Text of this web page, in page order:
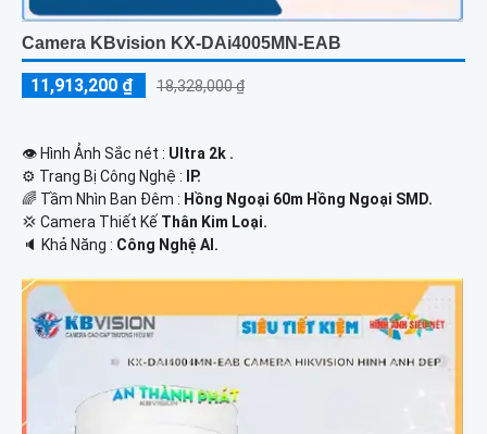
Camera KBvision KX-DAi4005MN-EAB
11,913,200 ₫ 18,328,000 ₫
👁 Hình Ảnh Sắc nét : Ultra 2k .
⚙ Trang Bị Công Nghệ :
IP.
🌈 Tầm Nhìn Ban Đêm : Hồng Ngoại 60m Hồng Ngoại SMD.
💢 Camera Thiết Kế Thân Kim Loại.
️🔈 Khả Năng : Công Nghệ AI.